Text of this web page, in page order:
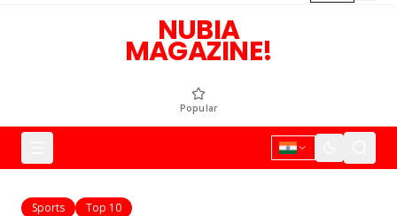
NUBIA
MAGAZINE!
Popular
Sports Top 10